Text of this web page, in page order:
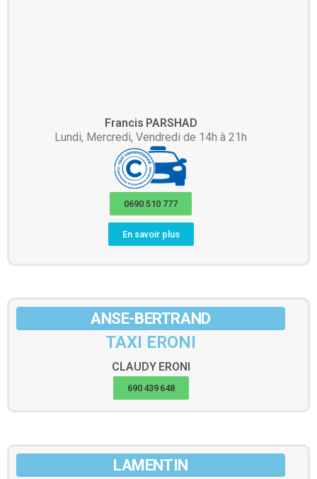
Francis PARSHAD
Lundi, Mercredi, Vendredi de 14h à 21h
0690 510 777
En savoir plus
ANSE-BERTRAND
TAXI ERONI
CLAUDY ERONI
690 439 648
LAMENTIN